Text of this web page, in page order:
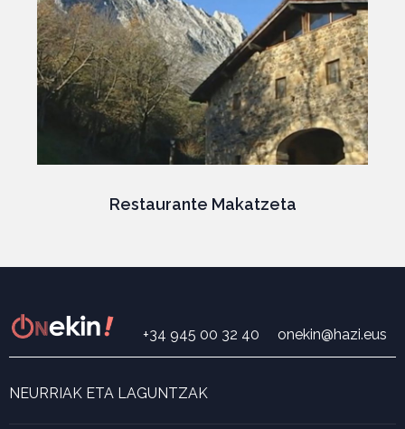
Restaurante Makatzeta
+34 945 00 32 40 onekin@hazi.eus
NEURRIAK ETA LAGUNTZAK